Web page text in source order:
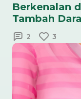
Berkenalan
Tambah
2 3